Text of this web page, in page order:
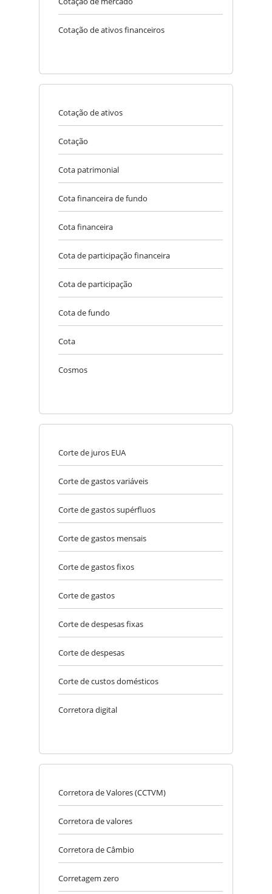
Cotação de ativos financeiros
Cotação de ativos
Cotação
Cota patrimonial
Cota financeira de fundo
Cota financeira
Cota de participação financeira
Cota de participação
Cota de fundo
Cota
Cosmos
Corte de juros EUA
Corte de gastos variáveis
Corte de gastos supérfluos
Corte de gastos mensais
Corte de gastos fixos
Corte de gastos
Corte de despesas fixas
Corte de despesas
Corte de custos domésticos
Corretora digital
Corretora de Valores (CCTVM)
Corretora de valores
Corretora de Câmbio
Corretagem zero